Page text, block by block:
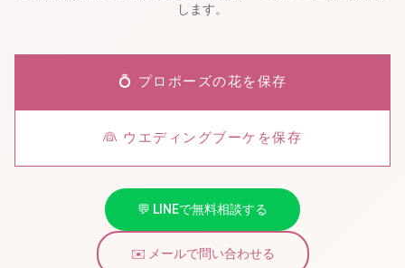
します。
💍 プロポーズの花を保存
👰 ウエディングブーケを保存
💬 LINEで無料相談する
✉️ メールで問い合わせる